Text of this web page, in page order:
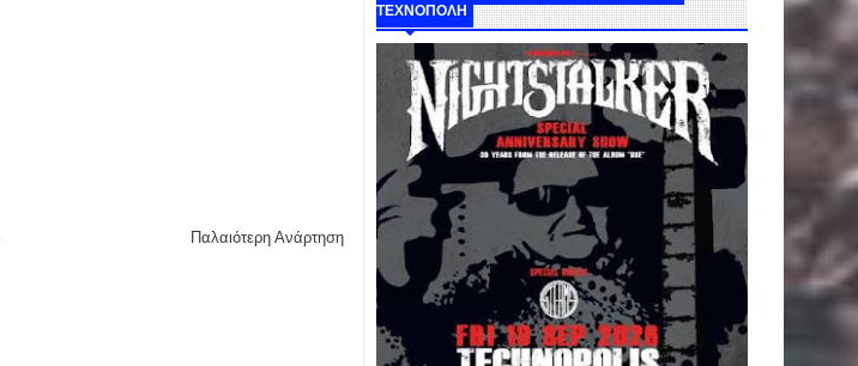
Παλαιότερη Ανάρτηση
ΤΕΧΝΟΠΟΛΗ